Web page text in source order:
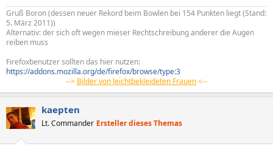
Gruß Boron (dessen neuer Rekord beim Bowlen bei 154 Punkten liegt (Stand:
5. März 2011))
Alternativ: der sich oft wegen mieser Rechtschreibung anderer die Augen
reiben muss
Firefoxbenutzer sollten das hier nutzen:
https://addons.mozilla.org/de/firefox/browse/type:3
--> Bilder von leichtbekleideten Frauen<--
kaepten
Lt. Commander Ersteller dieses Themas